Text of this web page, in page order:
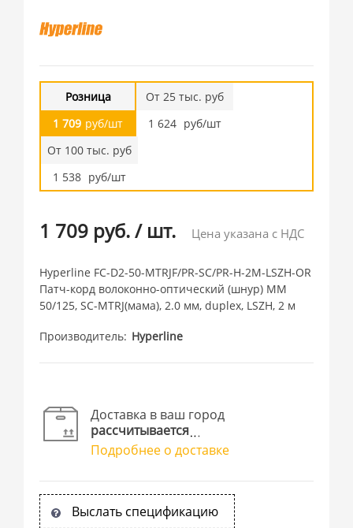
Розница
1 709 руб/шт
От 25 тыс. руб
1 624 руб/шт
От 100 тыс. руб
1 538 руб/шт
1 709 руб./ шт. Цена указана с НДС
Hyperline FC-D2-50-MTRJF/PR-SC/PR-H-2M-LSZH-OR
Патч-корд волоконно-оптический (шнур) MM
50/125, SC-MTRJ(мама), 2.0 мм, duplex, LSZH, 2 м
Производитель Hyperline
Доставка в ваш город
рассчитывается
Подробнее о доставке
Выслать спецификацию